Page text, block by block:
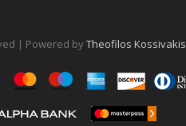
| Powered byTheofilos Kossivakis